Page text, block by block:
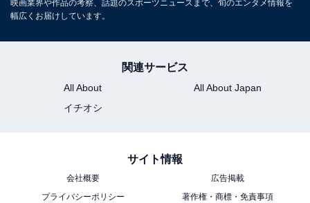
ちによって連れ去られた三田園と素子。目を覚ますと部
屋にはなぜか、素子の父母や父が務める会社の上役たち
の姿が。そこに総帥と呼ばれる女性・花子（萬田久子）
ム終了まで家政婦として花子のもとで働くことに――。
今シリーズのドラマで見られる最後の三田園の活躍に期
映画業界や作品の考察、話題のスポーツニュースまで、旬のエンタメ情報を
幅広くお届けしています。
関連サービス
All About
All About Japan
イチオシ
サイト情報
会社概要
広告掲載
プライバシーポリシー
著作権・商標・免責事項